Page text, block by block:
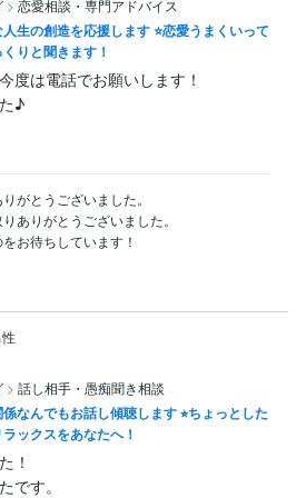
> 恋愛相談・専門アドバイス
生の創造を応援します ⭐️恋愛うまくいって
りと聞きます！
度は電話でお願いします！
♪
がとうございました。
ありがとうございました。
お待ちしています！
> 話し相手・愚痴聞き相談
なんでもお話し傾聴します ⭐︎ちょっとした
ックスをあなたへ！
！
です。